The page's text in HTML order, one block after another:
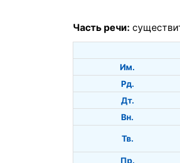
Часть речи:
Им.
Рд.
Дт.
Вн.
Тв.
Пр.